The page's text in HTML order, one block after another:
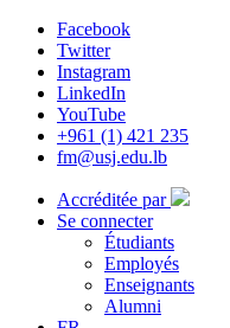
Facebook
Twitter
Instagram
LinkedIn
YouTube
+961 (1) 421 235
fm@usj.edu.lb
Accréditée par
Se connecter
Étudiants
Employés
Enseignants
Alumni